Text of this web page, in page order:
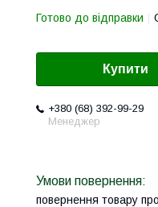
Готово до відправки
Купити
+380 (68) 392-99-29
Менеджер
повернення товару